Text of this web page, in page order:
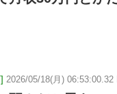
2026/05/18(月)